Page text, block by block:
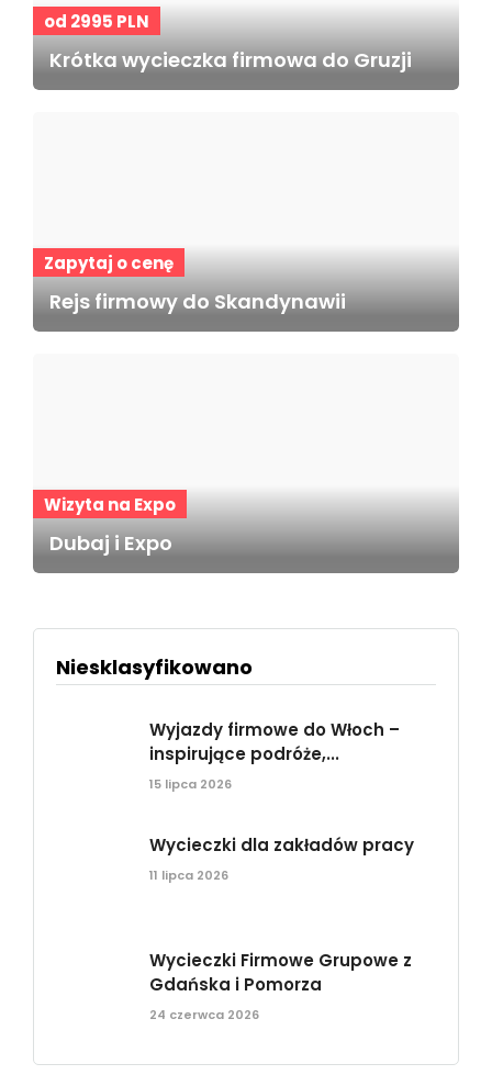
od 2995 PLN
Krótka wycieczka firmowa do Gruzji
Zapytaj o cenę
Rejs firmowy do Skandynawii
Wizyta na Expo
Dubaj i Expo
Niesklasyfikowano
Wyjazdy firmowe do Włoch –
inspirujące podróże,...
15 lipca 2026
Wycieczki dla zakładów pracy
11 lipca 2026
Wycieczki Firmowe Grupowe z
Gdańska i Pomorza
24 czerwca 2026